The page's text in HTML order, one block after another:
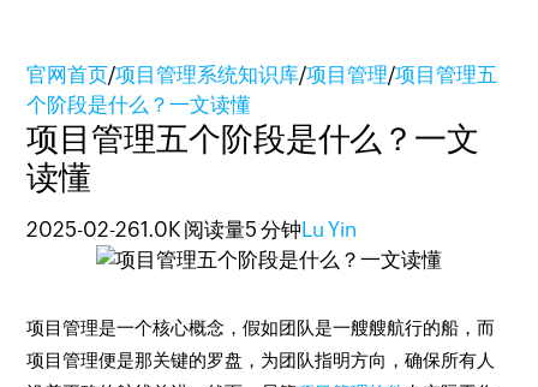
官网首页/项目管理系统知识库/项目管理/项目管理五
个阶段是什么？一文读懂
项目管理五个阶段是什么？一文
读懂
2025-02-261.0K 阅读量5 分钟 Lu Yin
项目管理是一个核心概念，假如团队是一艘艘航行的船，而
项目管理便是那关键的罗盘，为团队指明方向，确保所有人